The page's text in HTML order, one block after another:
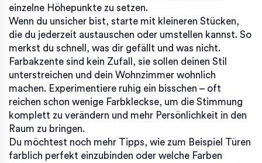
einzelne Höhepunkte zu setzen.
Wenn du unsicher bist, starte mit kleineren Stücken,
die du jederzeit austauschen oder umstellen kannst. So
merkst du schnell, was dir gefällt und was nicht.
Farbakzente sind kein Zufall, sie sollen deinen Stil
unterstreichen und dein Wohnzimmer wohnlich
machen. Experimentiere ruhig ein bisschen – oft
reichen schon wenige Farbkleckse, um die Stimmung
komplett zu verändern und mehr Persönlichkeit in den
Raum zu bringen.
Du möchtest noch mehr Tipps, wie zum Beispiel Türen
farblich perfekt einzubinden oder welche Farben